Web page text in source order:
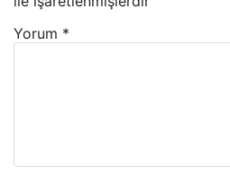
Yorum *